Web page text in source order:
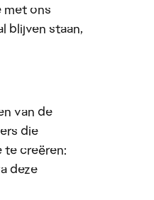
met ons
blijven staan,
van de
die
te creëren:
deze